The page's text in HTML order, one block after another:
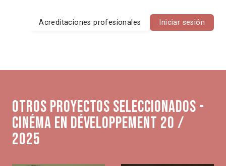
Acreditaciones profesionales Iniciar sesión
Otros proyectos seleccionados -
Cinéma en développement 20 /
2025